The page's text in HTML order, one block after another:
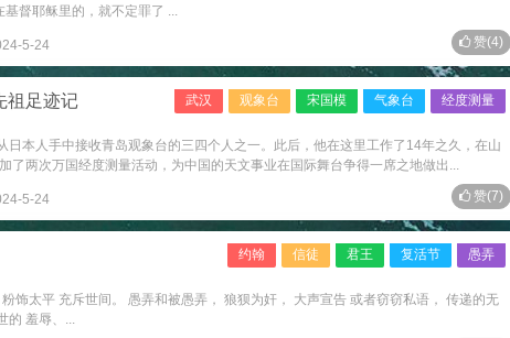
督耶稣里的，就不定罪了 ...
5-24 赞(4)
武汉 观象台 宋国模 气象台 经度测量
祖足迹记
本人手中接收青岛观象台的三四个人之一。此后，他在这里工作了14年之久，在山
了两次万国经度测量活动，为中国的天文事业在国际舞台争得一席之地做出...
5-24 赞(7)
约翰 信徒 君王 复活节 愚弄
饰太平 充斥世间。 愚弄和被愚弄， 狼狈为奸， 大声宣告 或者窃窃私语， 传递的无
的 羞辱、...